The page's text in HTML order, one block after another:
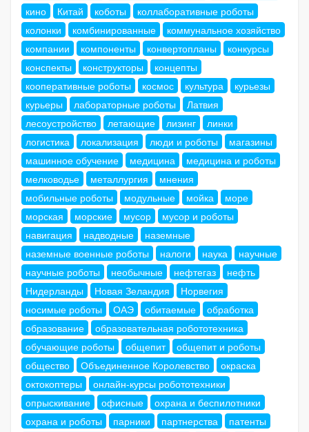
кино
Китай коботы
коллаборативные роботы
колонки
комбинированные
коммунальное хозяйство
компании
компоненты конвертопланы
конкурсы
конспекты
конструкторы
концепты
кооперативные роботы
космос культура
курьезы
курьеры
лабораторные роботы
Латвия
лесоустройство
летающие лизинг
линки
логистика
локализация люди и роботы
магазины
машинное обучение
медицина
медицина и роботы
мелководье
металлургия
мнения
мобильные роботы
модульные мойка
море
морская
морские мусор
мусор и роботы
навигация
надводные
наземные
наземные военные роботы
налоги наука
научные
научные роботы
необычные нефтегаз
нефть
Нидерланды
Новая Зеландия
Норвегия
носимые роботы
ОАЭ обитаемые
обработка
образование
образовательная робототехника
обучающие роботы
общепит
общепит и роботы
общество
Объединенное Королевство
окраска
октокоптеры
онлайн-курсы робототехники
опрыскивание
офисные
охрана и беспилотники
охрана и роботы
парники партнерства
патенты